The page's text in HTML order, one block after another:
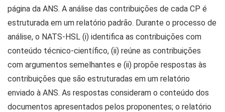
página da ANS. A análise das contribuições de cada CP é
estruturada em um relatório padrão. Durante o processo de
análise, o NATS-HSL (i) identifica as contribuições com
conteúdo técnico-científico, (ii) reúne as contribuições
com argumentos semelhantes e (ii) propõe respostas às
contribuições que são estruturadas em um relatório
enviado à ANS. As respostas consideram o conteúdo dos
documentos apresentados pelos proponentes; o relatório